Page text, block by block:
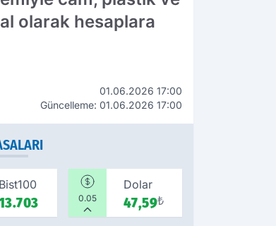
olarak hesaplara
01.06.2026 17:00
Güncelleme: 01.06.2026 17:00
Bist100
0.05
Dolar
47,59₺